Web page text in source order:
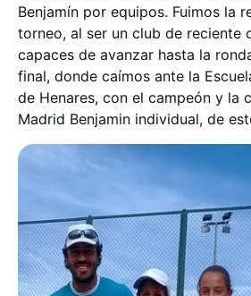
Benjamín por equipos. Fuimos la
torneo, al ser un club de reciente
capaces de avanzar hasta la
final, donde caímos ante la
de Henares, con el campeón y la
Madrid Benjamin individual, de